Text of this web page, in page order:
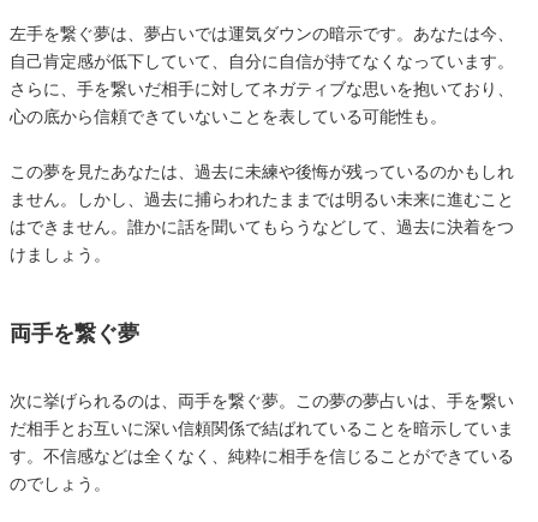
左手を繋ぐ夢は、夢占いでは運気ダウンの暗示です。あなたは今、
自己肯定感が低下していて、自分に自信が持てなくなっています。
さらに、手を繋いだ相手に対してネガティブな思いを抱いており、
心の底から信頼できていないことを表している可能性も。
この夢を見たあなたは、過去に未練や後悔が残っているのかもしれ
ません。しかし、過去に捕らわれたままでは明るい未来に進むこと
はできません。誰かに話を聞いてもらうなどして、過去に決着をつ
けましょう。
両手を繋ぐ夢
次に挙げられるのは、両手を繋ぐ夢。この夢の夢占いは、手を繋い
だ相手とお互いに深い信頼関係で結ばれていることを暗示していま
す。不信感などは全くなく、純粋に相手を信じることができている
のでしょう。